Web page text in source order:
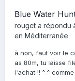
Blue Water
rouget a répondu
en Méditerranée
à non, faut voir le
as 80m, tu laisse
l'achat !! ^_^